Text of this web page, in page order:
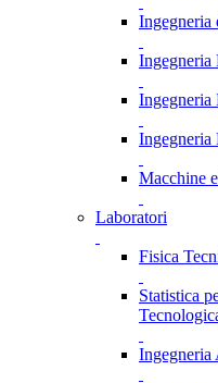
Ingegneria
Ingegneria
Ingegneria
Ingegneria
Macchine
Laboratori
Fisica
Statistica
Ingegneria